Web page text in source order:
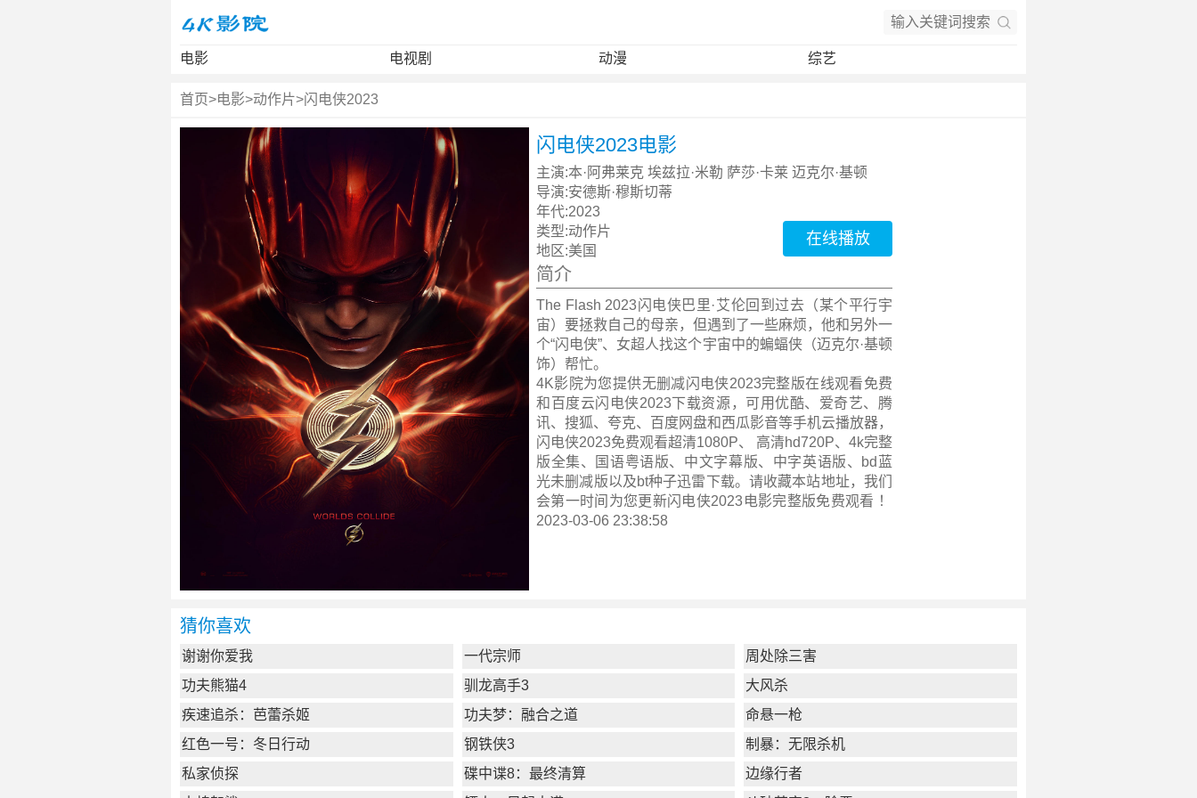
电影 电视剧 动漫 综艺
首页>电影>动作片>闪电侠2023
闪电侠2023电影
主演:本·阿弗莱克 埃兹拉·米勒 萨莎·卡莱 迈克尔·基顿
导演:安德斯·穆斯切蒂
年代:2023
类型:动作片
地区:美国
在线播放
简介
The Flash 2023闪电侠巴里·艾伦回到过去（某个平行宇
宙）要拯救自己的母亲，但遇到了一些麻烦，他和另外一
个“闪电侠”、女超人找这个宇宙中的蝙蝠侠（迈克尔·基顿
饰）帮忙。
4K影院为您提供无删减闪电侠2023完整版在线观看免费
和百度云闪电侠2023下载资源，可用优酷、爱奇艺、腾
讯、搜狐、夸克、百度网盘和西瓜影音等手机云播放器，
闪电侠2023免费观看超清1080P、 高清hd720P、4k完整
版全集、国语粤语版、中文字幕版、中字英语版、bd蓝
光未删减版以及bt种子迅雷下载。请收藏本站地址，我们
会第一时间为您更新闪电侠2023电影完整版免费观看 ！
2023-03-06 23:38:58
猜你喜欢
谢谢你爱我 一代宗师
周处除三害
功夫熊猫4
驯龙高手3
大风杀
疾速追杀：芭蕾杀姬
功夫梦：融合之道
命悬一枪
红色一号：冬日行动
钢铁侠3
制暴：无限杀机
私家侦探
碟中谍8：最终清算
边缘行者